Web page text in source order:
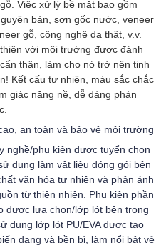
Việc xử lý bề mặt bao gồm
bản, sơn gốc nước, veneer
gỗ, công nghệ da thật, v.v.
với môi trường được đánh
thận, làm cho nó trở nên tinh
Kết cấu tự nhiên, màu sắc chắc
giác nặng nề, dễ dàng phản
an toàn và bảo vệ môi trường
nghề/phụ kiện được tuyển chọn
dụng làm vật liệu đóng gói bên
văn hóa tự nhiên và phản ánh
từ thiên nhiên. Phụ kiện phần
được lựa chọn/lớp lót bên trong
dụng lớp lót PU/EVA được tạo
dạng và bền bỉ, làm nổi bật vẻ